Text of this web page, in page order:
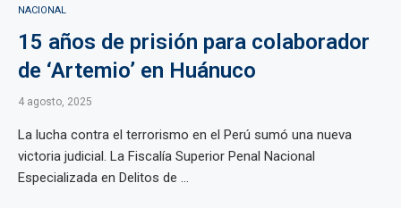
NACIONAL
15 años de prisión para colaborador
de ‘Artemio’ en Huánuco
4 agosto, 2025
La lucha contra el terrorismo en el Perú sumó una nueva
victoria judicial. La Fiscalía Superior Penal Nacional
Especializada en Delitos de ...